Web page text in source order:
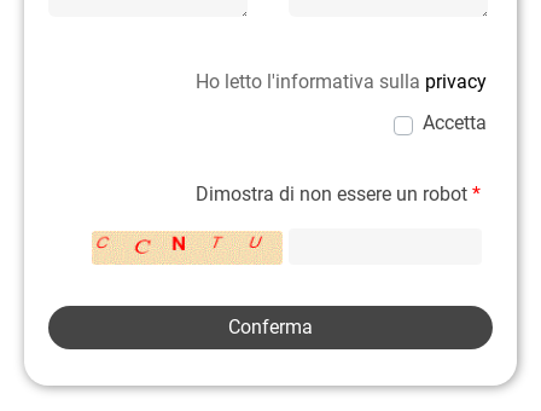
Ho letto l'informativa sulla privacy
Accetta
Dimostra di non essere un robot *